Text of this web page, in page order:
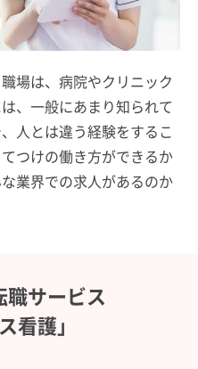
場は、病院やクリニック
、一般にあまり知られて
人とは違う経験をするこ
つけの働き方ができるか
業界での求人があるのか
サービス
看護」